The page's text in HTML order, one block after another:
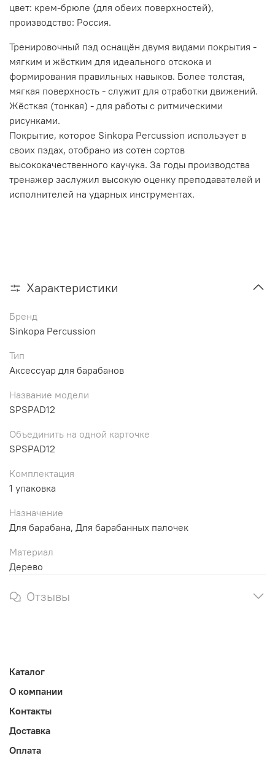
цвет: крем-брюле (для обеих поверхностей),
производство: Россия.
Тренировочный пэд оснащён двумя видами покрытия -
мягким и жёстким для идеального отскока и
формирования правильных навыков. Более толстая,
мягкая поверхность - служит для отработки движений.
Жёсткая (тонкая) - для работы с ритмическими
рисунками.
Покрытие, которое Sinkopa Percussion использует в
своих пэдах, отобрано из сотен сортов
высококачественного каучука. За годы производства
тренажер заслужил высокую оценку преподавателей и
исполнителей на ударных инструментах.
Характеристики
Бренд
Sinkopa Percussion
Тип
Аксессуар для барабанов
Название модели
SPSPAD12
Объединить на одной карточке
SPSPAD12
Комплектация
1 упаковка
Назначение
Для барабана, Для барабанных палочек
Материал
Дерево
Отзывы
Каталог
О компании
Контакты
Доставка
Оплата